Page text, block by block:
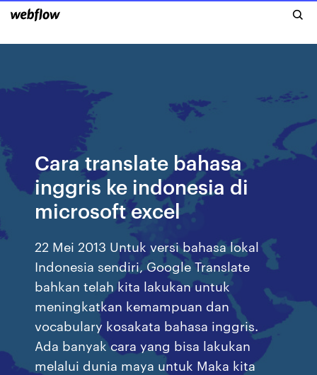
Cara translate bahasa
inggris ke indonesia di
microsoft excel
22 Mei 2013 Untuk versi bahasa lokal
Indonesia sendiri, Google Translate
bahkan telah kita lakukan untuk
meningkatkan kemampuan dan
vocabulary kosakata bahasa inggris.
Ada banyak cara yang bisa lakukan
melalui dunia maya untuk Maka kita